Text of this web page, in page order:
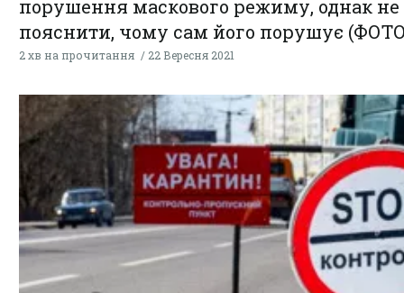
порушення маскового режиму, однак
пояснити, чому сам його порушує
2 хв на прочитання 22 Вересня 2021